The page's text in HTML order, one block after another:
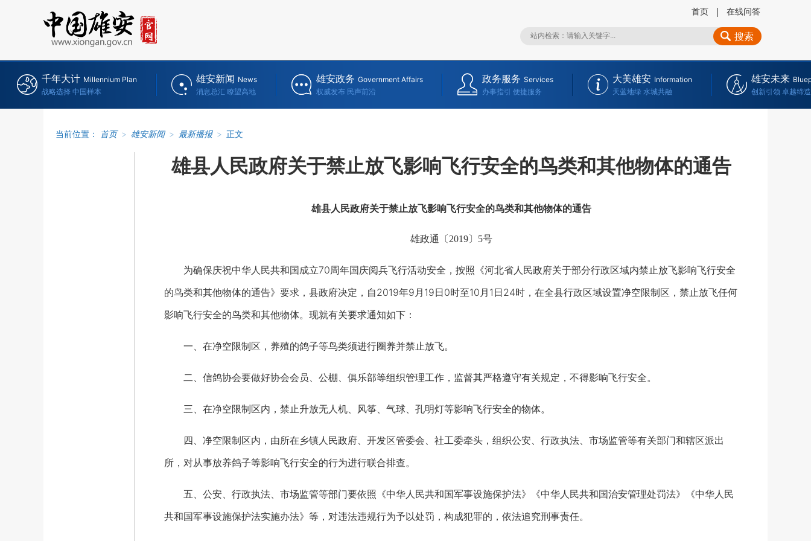
首页 在线问答
搜索
千年大计 Millennium Plan
战略选择 中国样本
雄安新闻 News
消息总汇 瞭望高地
雄安政务 Government Affairs
权威发布 民声前沿
政务服务 Services
办事指引 便捷服务
大美雄安 Information
天蓝地绿 水城共融
雄安未来
创新引领 卓越缔造
当前位置： 首页 > 雄安新闻 > 最新播报 > 正文
雄县人民政府关于禁止放飞影响飞行安全的鸟类和其他物体的通告
雄县人民政府关于禁止放飞影响飞行安全的鸟类和其他物体的通告
雄政通〔2019〕5号
为确保庆祝中华人民共和国成立70周年国庆阅兵飞行活动安全，按照《河北省人民政府关于部分行政区域内禁止放飞影响飞行安全
的鸟类和其他物体的通告》要求，县政府决定，自2019年9月19日0时至10月1日24时，在全县行政区域设置净空限制区，禁止放飞任何
影响飞行安全的鸟类和其他物体。现就有关要求通知如下：
一、在净空限制区，养殖的鸽子等鸟类须进行圈养并禁止放飞。
二、信鸽协会要做好协会会员、公棚、俱乐部等组织管理工作，监督其严格遵守有关规定，不得影响飞行安全。
三、在净空限制区内，禁止升放无人机、风筝、气球、孔明灯等影响飞行安全的物体。
四、净空限制区内，由所在乡镇人民政府、开发区管委会、社工委牵头，组织公安、行政执法、市场监管等有关部门和辖区派出
所，对从事放养鸽子等影响飞行安全的行为进行联合排查。
五、公安、行政执法、市场监管等部门要依照《中华人民共和国军事设施保护法》《中华人民共和国治安管理处罚法》《中华人民
共和国军事设施保护法实施办法》等，对违法违规行为予以处罚，构成犯罪的，依法追究刑事责任。